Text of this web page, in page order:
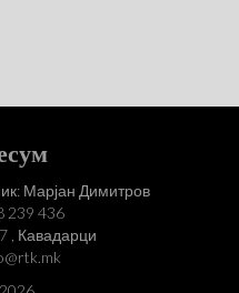
Марјан Димитров
239 436
, Кавадарци